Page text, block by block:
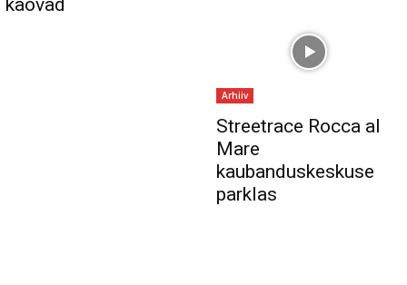
kaovad
Arhiiv
Streetrace Rocca al
Mare
kaubanduskeskuse
parklas